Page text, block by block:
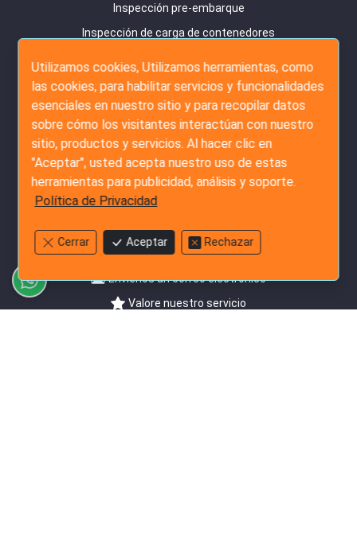
Inspección pre-embarque
Inspección de carga de contenedores
Servicios de auditoría
Encuesta de proveedores
Auditoría detallada de fábrica
Auditoría social
Contáctenos
+852-3796-3305
Chatear por WhatsApp
Envíenos un correo electrónico
Valore nuestro servicio
Utilizamos cookies, Utilizamos herramientas, como
las cookies, para habilitar servicios y funcionalidades
esenciales en nuestro sitio y para recopilar datos
sobre cómo los visitantes interactúan con nuestro
sitio, productos y servicios. Al hacer clic en
"Aceptar", usted acepta nuestro uso de estas
herramientas para publicidad, análisis y soporte.
Política de Privacidad
Cerrar Aceptar Rechazar